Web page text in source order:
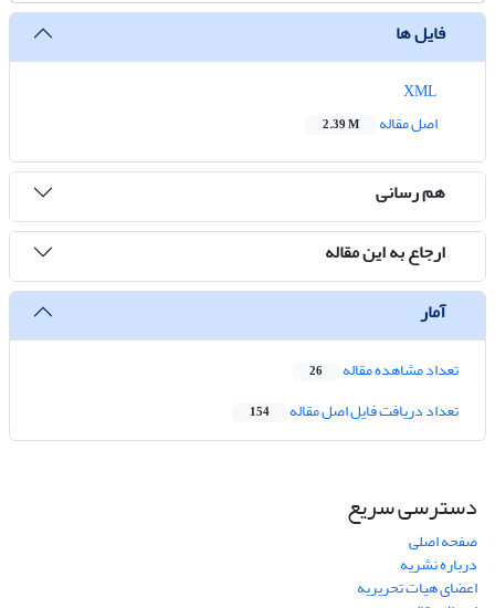
فایل ها
اصل مقاله
2.39 M
هم رسانی
ارجاع به این مقاله
آمار
تعداد مشاهده مقاله 26
تعداد دریافت فایل اصل مقاله 154
دسترسی سریع
صفحه اصلی
درباره نشریه
اعضای هیات تحریریه